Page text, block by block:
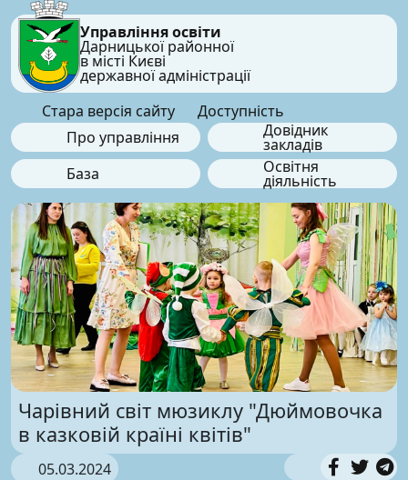
Управління освіти
Дарницької районної
в місті Києві
державної адміністрації
Стара версія сайту
Доступність
Про управління
Довідник
закладів
База
Освітня
діяльність
Чарівний світ мюзиклу "Дюймовочка
в казковій країні квітів"
05.03.2024